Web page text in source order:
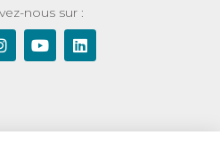
nous sur :